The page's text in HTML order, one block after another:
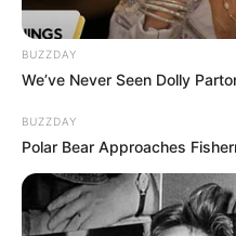
BUZZDAY
We’ve Never Seen Dolly
BUZZDAY
Polar Bear Approaches